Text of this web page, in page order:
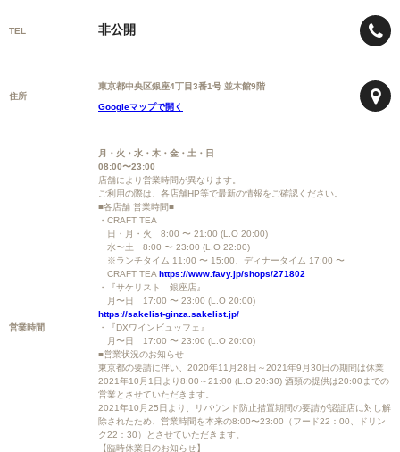
TEL 非公開
住所
東京都中央区銀座4丁目3番1号 並木館9階
Googleマップで開く
営業時間
月・火・水・木・金・土・日
08:00〜23:00
店舗により営業時間が異なります。
ご利用の際は、各店舗HP等で最新の情報をご確認ください。
■各店舗 営業時間■
・CRAFT TEA
日・月・火 8:00 〜 21:00 (L.O 20:00)
水〜土 8:00 〜 23:00 (L.O 22:00)
※ランチタイム 11:00 〜 15:00、ディナータイム 17:00 〜
CRAFT TEA https://www.favy.jp/shops/271802
・『サケリスト 銀座店』
月〜日 17:00 〜 23:00 (L.O 20:00)
https://sakelist-ginza.sakelist.jp/
・『DXワインビュッフェ』
月〜日 17:00 〜 23:00 (L.O 20:00)
■営業状況のお知らせ
東京都の要請に伴い、2020年11月28日～2021年9月30日の期間は休業
2021年10月1日より8:00～21:00 (L.O 20:30) 酒類の提供は20:00までの
営業とさせていただきます。
2021年10月25日より、リバウンド防止措置期間の要請が認証店に対し解
除されたため、営業時間を本来の8:00〜23:00（フード22：00、ドリン
ク22：30）とさせていただきます。
【臨時休業日のお知らせ】